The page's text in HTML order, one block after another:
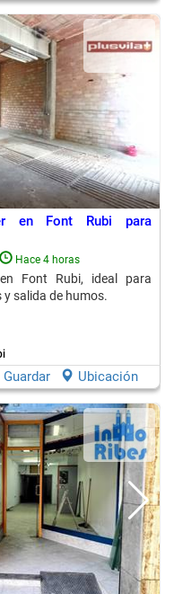
en Font Rubi para
Hace 4 horas
Font Rubi, ideal para
y salida de humos.
Guardar Ubicación